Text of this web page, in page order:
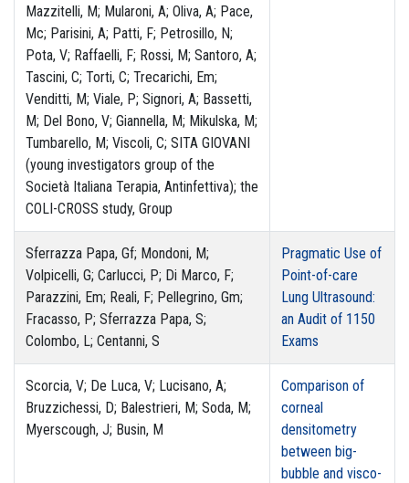
Mazzitelli, M; Mularoni, A; Oliva, A; Pace,
Mc; Parisini, A; Patti, F; Petrosillo, N;
Pota, V; Raffaelli, F; Rossi, M; Santoro, A;
Tascini, C; Torti, C; Trecarichi, Em;
Venditti, M; Viale, P; Signori, A; Bassetti,
M; Del Bono, V; Giannella, M; Mikulska, M;
Tumbarello, M; Viscoli, C; SITA GIOVANI
(young investigators group of the
Società Italiana Terapia, Antinfettiva); the
COLI-CROSS study, Group
Sferrazza Papa, Gf; Mondoni, M;
Volpicelli, G; Carlucci, P; Di Marco, F;
Parazzini, Em; Reali, F; Pellegrino, Gm;
Fracasso, P; Sferrazza Papa, S;
Colombo, L; Centanni, S
Pragmatic Use of
Point-of-care
Lung Ultrasound:
an Audit of 1150
Exams
Scorcia, V; De Luca, V; Lucisano, A;
Bruzzichessi, D; Balestrieri, M; Soda, M;
Myerscough, J; Busin, M
Comparison of
corneal
densitometry
between big-
bubble and visco-